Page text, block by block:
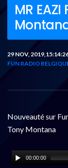
MR EAZI
29 NOV,
FUN RADIO
Nouveauté sur
Tony Montana
00:00:00